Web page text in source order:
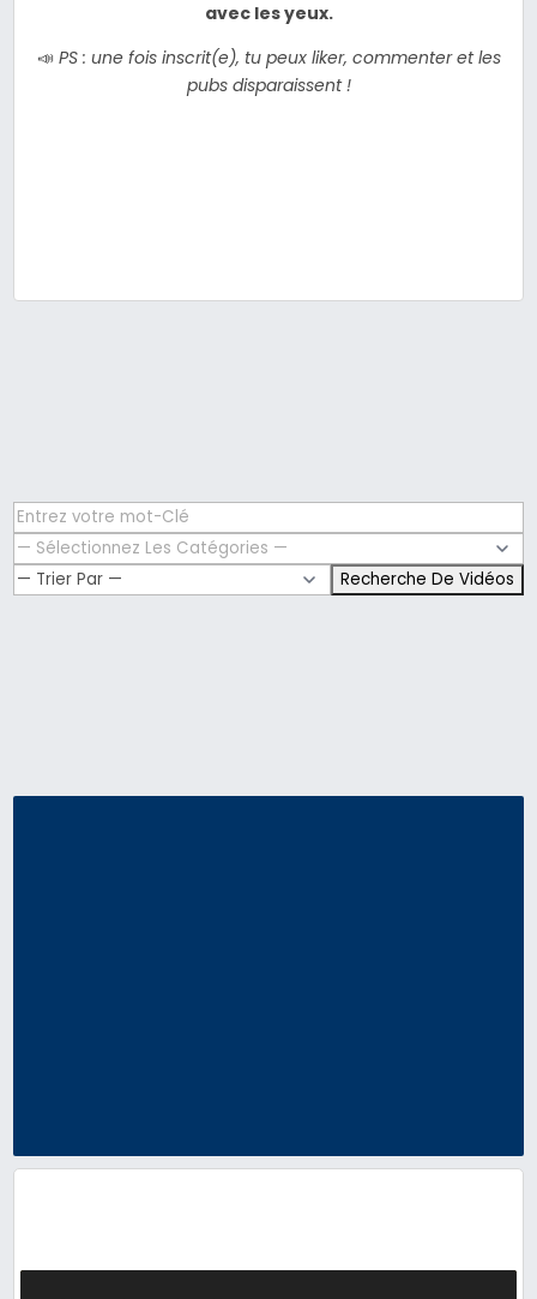
avec les yeux.
📣 PS : une fois inscrit(e), tu peux liker, commenter et les
pubs disparaissent !